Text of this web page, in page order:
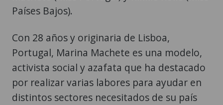
Países Bajos).
Con 28 años y originaria de Lisboa,
Portugal, Marina Machete es una modelo,
activista social y azafata que ha destacado
por realizar varias labores para ayudar en
distintos sectores necesitados de su país